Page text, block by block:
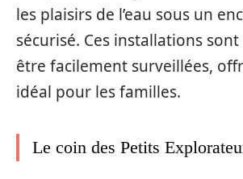
les plaisirs de l’eau sous un
sécurisé. Ces installations
être facilement surveillées,
idéal pour les familles.
Le coin des Petits